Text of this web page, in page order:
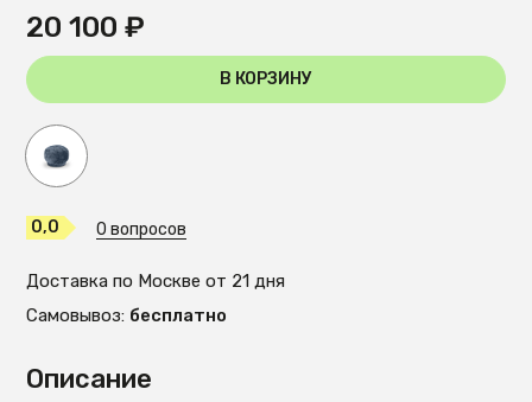
Описание
20 100 ₽
В КОРЗИНУ
0,0 0 вопросов
Доставка по Москве от 21 дня
Самовывоз: бесплатно